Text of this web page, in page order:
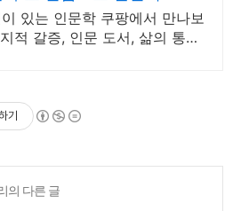
있는 인문학 쿠팡에서 만나보
적 갈증, 인문 도서, 삶의 통찰
기
의 다른 글